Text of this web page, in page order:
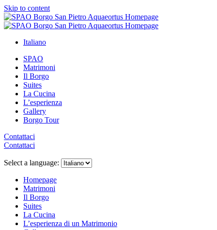
Skip to content
Italiano
SPAO
Matrimoni
Il Borgo
Suites
La Cucina
L’esperienza
Gallery
Borgo Tour
Contattaci
Contattaci
menu
Select a language:
Homepage
Matrimoni
Il Borgo
Suites
La Cucina
L’esperienza di un Matrimonio